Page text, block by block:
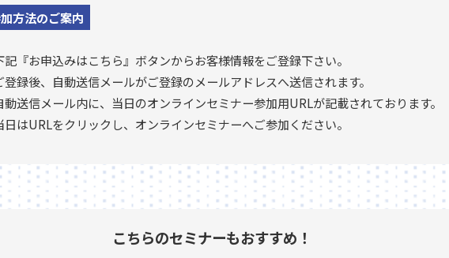
方法のご案内
『お申込みはこちら』ボタンからお客様情報をご登録下さい。
録後、自動送信メールがご登録のメールアドレスへ送信されます。
送信メール内に、当日のオンラインセミナー参加用URLが記載されております。
はURLをクリックし、オンラインセミナーへご参加ください。
こちらのセミナーもおすすめ！